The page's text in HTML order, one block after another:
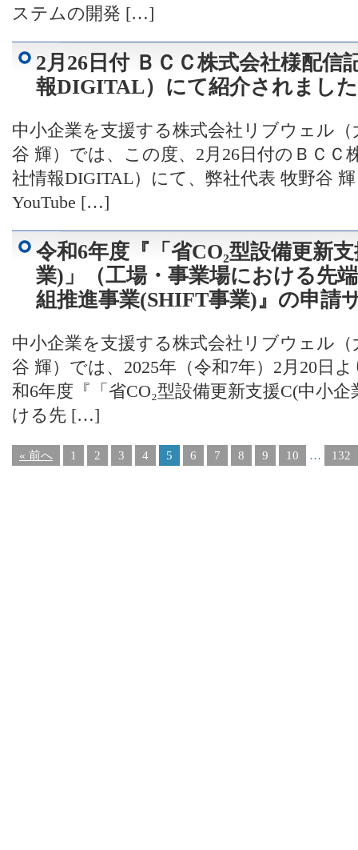
ステムの開発 […]
2月26日付 ＢＣＣ株式会社様配信
報DIGITAL）にて紹介されまし
中小企業を支援する株式会社リブウェル
谷 輝）では、この度、2月26日付のＢＣＣ
社情報DIGITAL）にて、弊社代表 牧野谷
YouTube […]
令和6年度『「省CO₂型設備更新
業)」（工場・事業場における先
組推進事業(SHIFT事業)』の申請
中小企業を支援する株式会社リブウェル
谷 輝）では、2025年（令和7年）2月20日
和6年度『「省CO₂型設備更新支援C(中小
ける先 […]
« 前へ 1 2 3 4 5 6 7 8 9 10 … 132